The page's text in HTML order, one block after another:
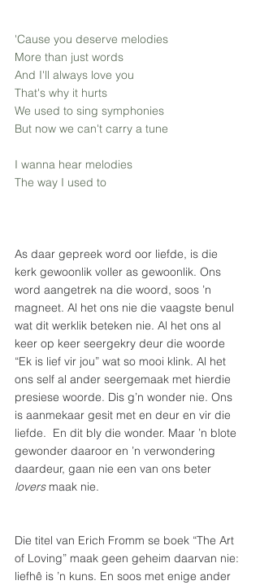
'Cause you deserve melodies
More than just words
And I'll always love you
That's why it hurts
We used to sing symphonies
But now we can't carry a tune
I wanna hear melodies
The way I used to
As daar gepreek word oor liefde, is die
kerk gewoonlik voller as gewoonlik. Ons
word aangetrek na die woord, soos ’n
magneet. Al het ons nie die vaagste benul
wat dit werklik beteken nie. Al het ons al
keer op keer seergekry deur die woorde
“Ek is lief vir jou” wat so mooi klink. Al het
ons self al ander seergemaak met hierdie
presiese woorde. Dis g’n wonder nie. Ons
is aanmekaar gesit met en deur en vir die
liefde.  En dit bly die wonder. Maar ’n blote
gewonder daaroor en ’n verwondering
daardeur, gaan nie een van ons beter
lovers maak nie.
Die titel van Erich Fromm se boek “The Art
of Loving” maak geen geheim daarvan nie:
liefhê is ’n kuns. En soos met enige ander